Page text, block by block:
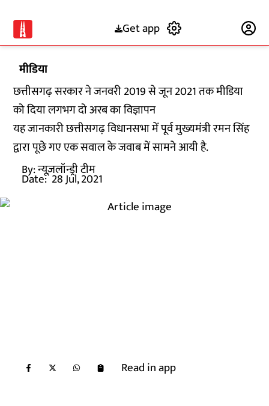
Get app
मीडिया
छत्तीसगढ़ सरकार ने जनवरी 2019 से जून 2021 तक मीडिया
को दिया लगभग दो अरब का विज्ञापन
यह जानकारी छत्तीसगढ़ विधानसभा में पूर्व मुख्यमंत्री रमन सिंह
द्वारा पूछे गए एक सवाल के जवाब में सामने आयी है.
By:न्यूज़लॉन्ड्री टीम
Date: 28 Jul, 2021
Read in app